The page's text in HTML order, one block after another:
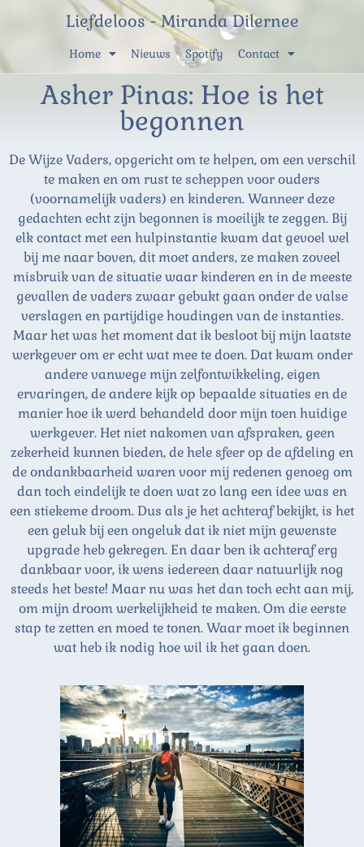
Liefdeloos - Miranda Dilernee
Home Nieuws Spotify Contact
Asher Pinas: Hoe is het
begonnen
De Wijze Vaders, opgericht om te helpen, om een verschil
te maken en om rust te scheppen voor ouders
(voornamelijk vaders) en kinderen. Wanneer deze
gedachten echt zijn begonnen is moeilijk te zeggen. Bij
elk contact met een hulpinstantie kwam dat gevoel wel
bij me naar boven, dit moet anders, ze maken zoveel
misbruik van de situatie waar kinderen en in de meeste
gevallen de vaders zwaar gebukt gaan onder de valse
verslagen en partijdige houdingen van de instanties.
Maar het was het moment dat ik besloot bij mijn laatste
werkgever om er echt wat mee te doen. Dat kwam onder
andere vanwege mijn zelfontwikkeling, eigen
ervaringen, de andere kijk op bepaalde situaties en de
manier hoe ik werd behandeld door mijn toen huidige
werkgever. Het niet nakomen van afspraken, geen
zekerheid kunnen bieden, de hele sfeer op de afdeling en
de ondankbaarheid waren voor mij redenen genoeg om
dan toch eindelijk te doen wat zo lang een idee was en
een stiekeme droom. Dus als je het achteraf bekijkt, is het
een geluk bij een ongeluk dat ik niet mijn gewenste
upgrade heb gekregen. En daar ben ik achteraf erg
dankbaar voor, ik wens iedereen daar natuurlijk nog
steeds het beste! Maar nu was het dan toch echt aan mij,
om mijn droom werkelijkheid te maken. Om die eerste
stap te zetten en moed te tonen. Waar moet ik beginnen
wat heb ik nodig hoe wil ik het gaan doen.